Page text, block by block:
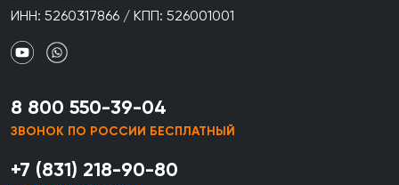
ИНН: 5260317866 / КПП: 526001001
8 800 550-39-04
ЗВОНОК ПО РОССИИ БЕСПЛАТНЫЙ
+7 (831) 218-90-80